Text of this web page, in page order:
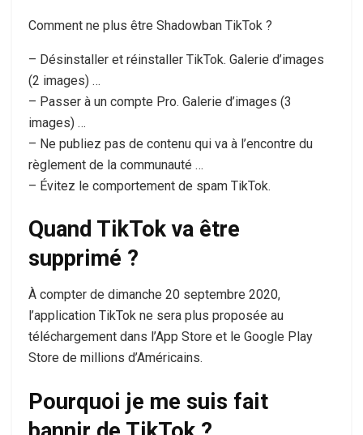
Comment ne plus être Shadowban TikTok ?
– Désinstaller et réinstaller TikTok. Galerie d’images
(2 images) …
– Passer à un compte Pro. Galerie d’images (3
images) …
– Ne publiez pas de contenu qui va à l’encontre du
règlement de la communauté …
– Évitez le comportement de spam TikTok.
Quand TikTok va être
supprimé ?
À compter de dimanche 20 septembre 2020,
l’application TikTok ne sera plus proposée au
téléchargement dans l’App Store et le Google Play
Store de millions d’Américains.
Pourquoi je me suis fait